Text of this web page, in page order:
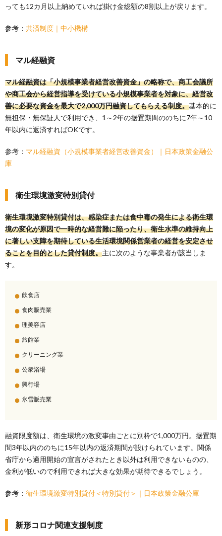
っても12カ月以上納めていれば掛け金総額の8割以上が戻ります。
参考： 共済制度｜中小機構
マル経融資
マル経融資は「小規模事業者経営改善資金」の略称で、商工会議所
や商工会から経営指導を受けている小規模事業者を対象に、経営改
善に必要な資金を最大で2,000万円融資してもらえる制度。基本的に
無担保・無保証人で利用でき、1～2年の据置期間ののちに7年～10
年以内に返済すればOKです。
参考： マル経融資（小規模事業者経営改善資金）｜日本政策金融公
庫
衛生環境激変特別貸付
衛生環境激変特別貸付は、感染症または食中毒の発生による衛生環
境の変化が原因で一時的な経営難に陥ったり、衛生水準の維持向上
に著しい支障を期待している生活環境関係営業者の経営を安定させ
ることを目的とした貸付制度。主に次のような事業者が該当しま
す。
飲食店
食肉販売業
理美容店
旅館業
クリーニング業
公衆浴場
興行場
氷雪販売業
融資限度額は、衛生環境の激変事由ごとに別枠で1,000万円。据置期
間3年以内ののちに15年以内の返済期間が設けられています。関係
省庁から適用開始の宣言がされたとき以外は利用できないものの、
金利が低いので利用できれば大きな効果が期待できるでしょう。
参考： 衛生環境激変特別貸付＜特別貸付＞｜日本政策金融公庫
新形コロナ関連支援制度